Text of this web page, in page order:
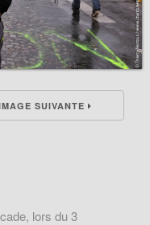
SUIVANTE
lors du 3